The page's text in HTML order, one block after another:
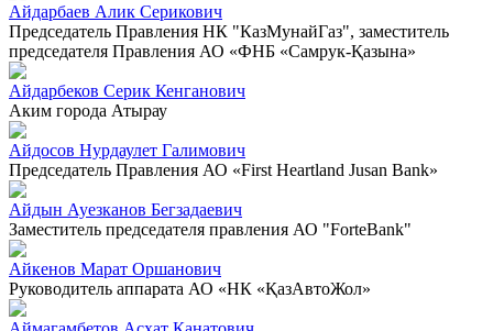
Айдарбаев Алик Серикович
Председатель Правления НК "КазМунайГаз", заместитель
председателя Правления АО «ФНБ «Самрук-Қазына»
Айдарбеков Серик Кенганович
Аким города Атырау
Айдосов Нурдаулет Галимович
Председатель Правления АО «First Heartland Jusan Bank»
Айдын Ауезканов Бегзадаевич
Заместитель председателя правления АО "ForteBank"
Айкенов Марат Оршанович
Руководитель аппарата АО «НК «ҚазАвтоЖол»